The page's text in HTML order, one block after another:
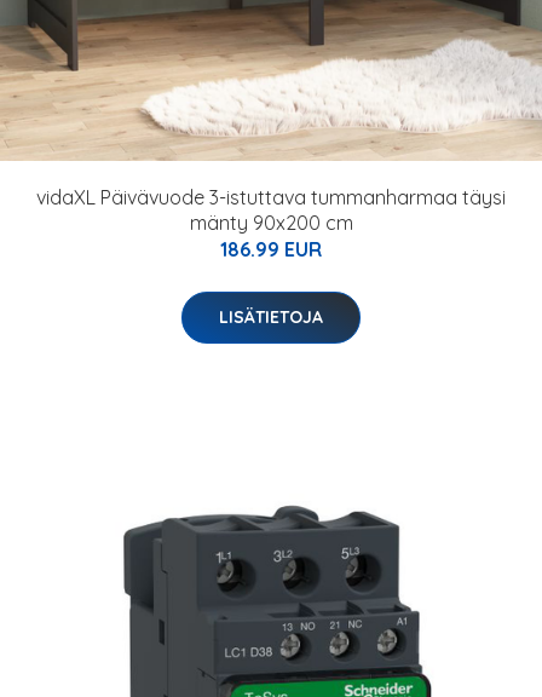
vidaXL Päivävuode 3-istuttava tummanharmaa täysi
mänty 90x200 cm
186.99 EUR
LISÄTIETOJA